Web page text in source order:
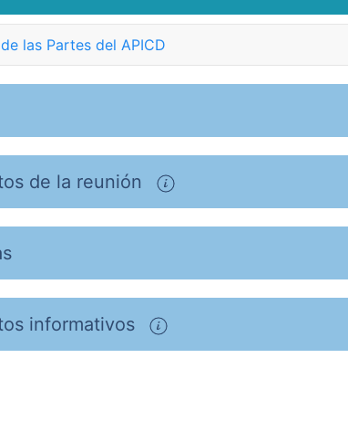
las Partes del APICD
de la reunión
informativos